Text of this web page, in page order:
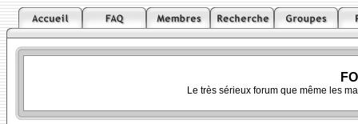
Le très sérieux forum que même les